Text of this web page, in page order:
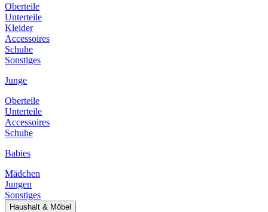
Oberteile
Unterteile
Kleider
Accessoires
Schuhe
Sonstiges
Junge
Oberteile
Unterteile
Accessoires
Schuhe
Babies
Mädchen
Jungen
Sonstiges
Haushalt & Möbel